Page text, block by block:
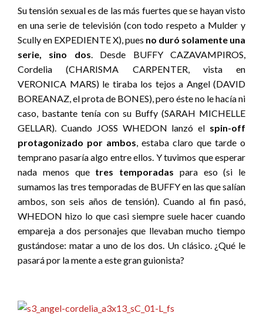
Su tensión sexual es de las más fuertes que se hayan visto
en una serie de televisión (con todo respeto a Mulder y
Scully en EXPEDIENTE X), pues no duró solamente una
serie, sino dos. Desde BUFFY CAZAVAMPIROS,
Cordelia (CHARISMA CARPENTER, vista en
VERONICA MARS) le tiraba los tejos a Angel (DAVID
BOREANAZ, el prota de BONES), pero éste no le hacía ni
caso, bastante tenía con su Buffy (SARAH MICHELLE
GELLAR). Cuando JOSS WHEDON lanzó el spin-off
protagonizado por ambos, estaba claro que tarde o
temprano pasaría algo entre ellos. Y tuvimos que esperar
nada menos que tres temporadas para eso (si le
sumamos las tres temporadas de BUFFY en las que salían
ambos, son seis años de tensión). Cuando al fin pasó,
WHEDON hizo lo que casi siempre suele hacer cuando
empareja a dos personajes que llevaban mucho tiempo
gustándose: matar a uno de los dos. Un clásico. ¿Qué le
pasará por la mente a este gran guionista?